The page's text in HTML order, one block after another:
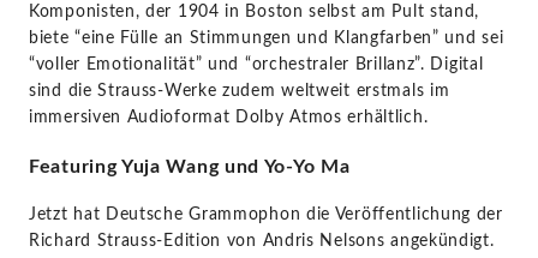
Komponisten, der 1904 in Boston selbst am Pult stand,
biete “eine Fülle an Stimmungen und Klangfarben” und sei
“voller Emotionalität” und “orchestraler Brillanz”. Digital
sind die Strauss-Werke zudem weltweit erstmals im
immersiven Audioformat Dolby Atmos erhältlich.
Featuring Yuja Wang und Yo-Yo Ma
Jetzt hat Deutsche Grammophon die Veröffentlichung der
Richard Strauss-Edition von Andris Nelsons angekündigt.